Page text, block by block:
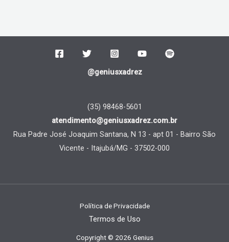
@geniusxadrez
(35) 98468-5601
atendimento@geniusxadrez.com.br
Rua Padre José Joaquim Santana, N 13 - apt 01 - Bairro São
Vicente - Itajubá/MG - 37502-000
Política de Privacidade
Termos de Uso
Copyright © 2026 Genius